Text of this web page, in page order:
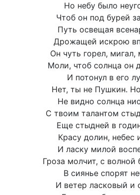
Но небу было
Чтоб он под бурей
Путь освещая
Дрожащей искрою
Он чуть горел, мигал,
Моли, чтоб солнца он
И потонул в его
Нет, ты не Пушкин.
Не видно солнца
С твоим талантом
Еще стыдней в
Красу долин, небес
И ласку милой
Гроза молчит, с волной
В сиянье спорят
И ветер ласковый и